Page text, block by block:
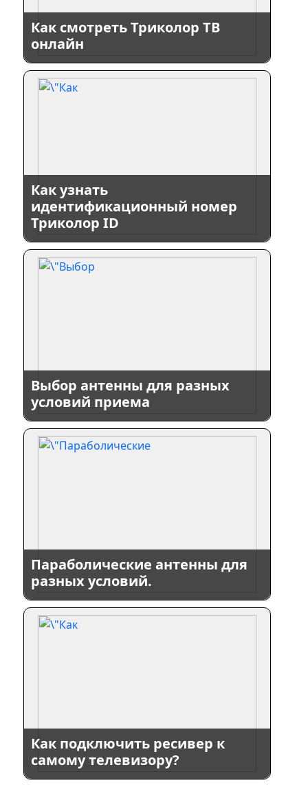
Как смотреть Триколор ТВ
онлайн
Как узнать
идентификационный номер
Триколор ID
Выбор антенны для разных
условий приема
Параболические антенны для
разных условий.
Как подключить ресивер к
самому телевизору?